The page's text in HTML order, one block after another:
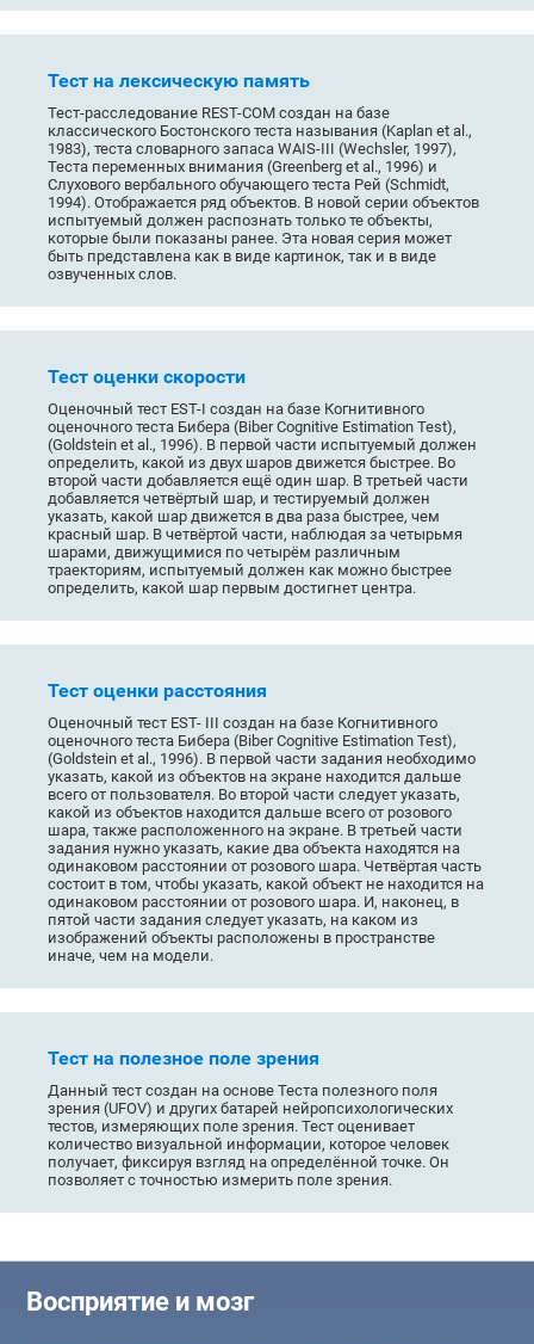
Тест на лексическую память
Тест-расследование REST-COM создан на базе
классического Бостонского теста называния (Kaplan et al.,
1983), теста словарного запаса WAIS-III (Wechsler, 1997),
Теста переменных внимания (Greenberg et al., 1996) и
Слухового вербального обучающего теста Рей (Schmidt,
1994). Отображается ряд объектов. В новой серии объектов
испытуемый должен распознать только те объекты,
которые были показаны ранее. Эта новая серия может
быть представлена как в виде картинок, так и в виде
озвученных слов.
Тест оценки скорости
Оценочный тест EST-I создан на базе Когнитивного
оценочного теста Бибера (Biber Cognitive Estimation Test),
(Goldstein et al., 1996). В первой части испытуемый должен
определить, какой из двух шаров движется быстрее. Во
второй части добавляется ещё один шар. В третьей части
добавляется четвёртый шар, и тестируемый должен
указать, какой шар движется в два раза быстрее, чем
красный шар. В четвёртой части, наблюдая за четырьмя
шарами, движущимися по четырём различным
траекториям, испытуемый должен как можно быстрее
определить, какой шар первым достигнет центра.
Тест оценки расстояния
Оценочный тест EST- III создан на базе Когнитивного
оценочного теста Бибера (Biber Cognitive Estimation Test),
(Goldstein et al., 1996). В первой части задания необходимо
указать, какой из объектов на экране находится дальше
всего от пользователя. Во второй части следует указать,
какой из объектов находится дальше всего от розового
шара, также расположенного на экране. В третьей части
задания нужно указать, какие два объекта находятся на
одинаковом расстоянии от розового шара. Четвёртая часть
состоит в том, чтобы указать, какой объект не находится на
одинаковом расстоянии от розового шара. И, наконец, в
пятой части задания следует указать, на каком из
изображений объекты расположены в пространстве
иначе, чем на модели.
Тест на полезное поле зрения
Данный тест создан на основе Теста полезного поля
зрения (UFOV) и других батарей нейропсихологических
тестов, измеряющих поле зрения. Тест оценивает
количество визуальной информации, которое человек
получает, фиксируя взгляд на определённой точке. Он
позволяет с точностью измерить поле зрения.
Восприятие и мозг